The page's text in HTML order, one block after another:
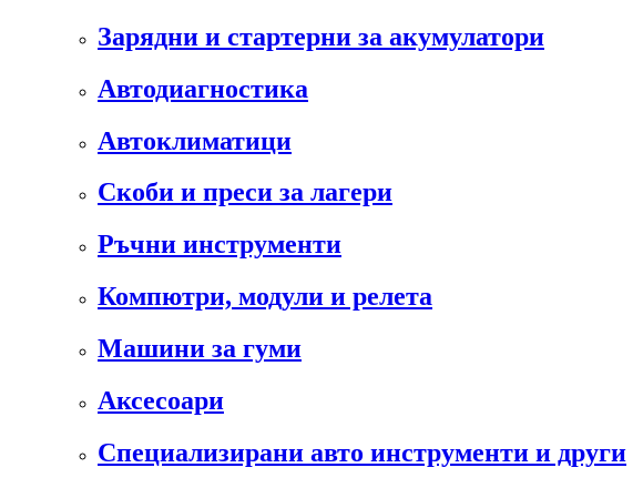
Зарядни и стартерни за акумулатори
Автодиагностика
Автоклиматици
Скоби и преси за лагери
Ръчни инструменти
Компютри, модули и релета
Машини за гуми
Аксесоари
Специализирани авто инструменти и други